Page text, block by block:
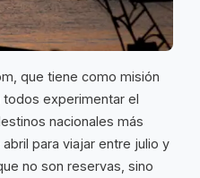
que tiene como misión
todos experimentar el
nacionales más
para viajar entre julio y
no son reservas, sino